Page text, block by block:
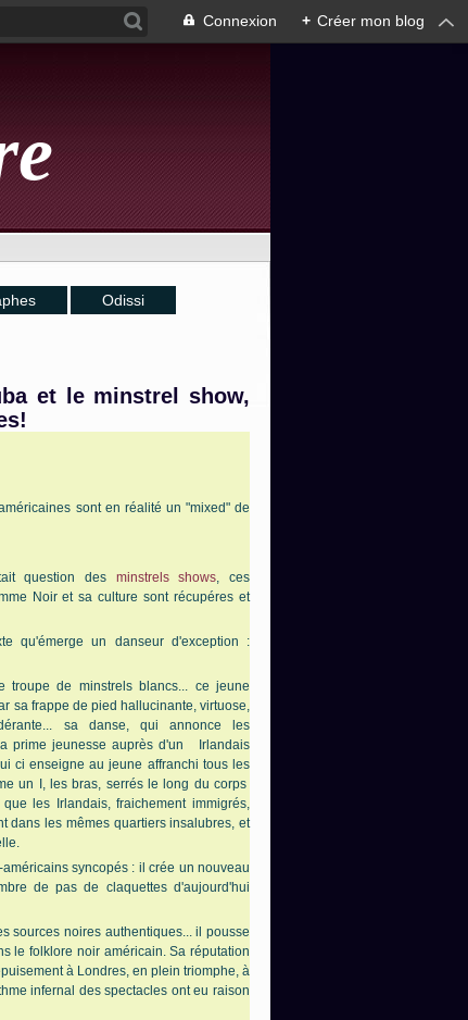
Connexion + Créer mon blog
Odissi
et le minstrel show,
sont en réalité un "mixed" de
question des minstrels shows, ces
Noir et sa culture sont récupéres et
qu'émerge un danseur d'exception :
de minstrels blancs... ce jeune
sa frappe de pied hallucinante, virtuose,
sa danse, qui annonce les
prime jeunesse auprès d'un Irlandais
ci enseigne au jeune affranchi tous les
un I, les bras, serrés le long du corps
les Irlandais, fraichement immigrés,
dans les mêmes quartiers insalubres, et
syncopés : il crée un nouveau
de pas de claquettes d'aujourd'hui
sources noires authentiques... il pousse
le folklore noir américain. Sa réputation
à Londres, en plein triomphe, à
infernal des spectacles ont eu raison